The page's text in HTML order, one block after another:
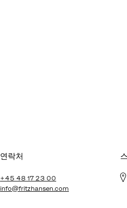
연락처
+45 48 17 23 00
info@fritzhansen.com